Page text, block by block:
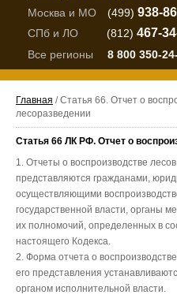
Москва и МО (499) 938-
СПб и ЛО (812) 467-
Все регионы 8 800 350-
Главная / Статья 66. Отчет о
лесоразведении
Статья 66 ЛК РФ. Отчет о
1. Отчеты о воспроизводстве
представляются гражданами,
осуществляющими
государственной власти, органы
их полномочий, определенных в
настоящего Кодекса.
2. Форма отчета о
его представления
органом исполнительной власти.